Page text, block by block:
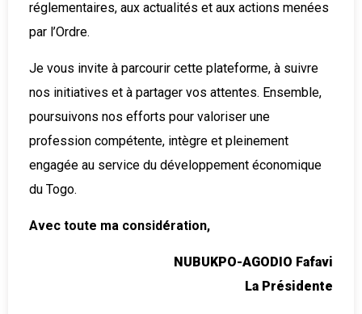
réglementaires, aux actualités et aux actions menées
par l’Ordre.
Je vous invite à parcourir cette plateforme, à suivre
nos initiatives et à partager vos attentes. Ensemble,
poursuivons nos efforts pour valoriser une
profession compétente, intègre et pleinement
engagée au service du développement économique
du Togo.
Avec toute ma considération,
NUBUKPO-AGODIO Fafavi
La Présidente
Abonnez-vous à notre
Inscrivez-vous pour recevoir directement dans
votre boîte de réception les dernières actualités,